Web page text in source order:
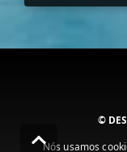
©
Nós usamos